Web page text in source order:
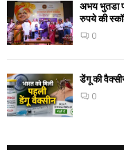
अभय भुतडा
रुपये की
0
डेंगू की
0